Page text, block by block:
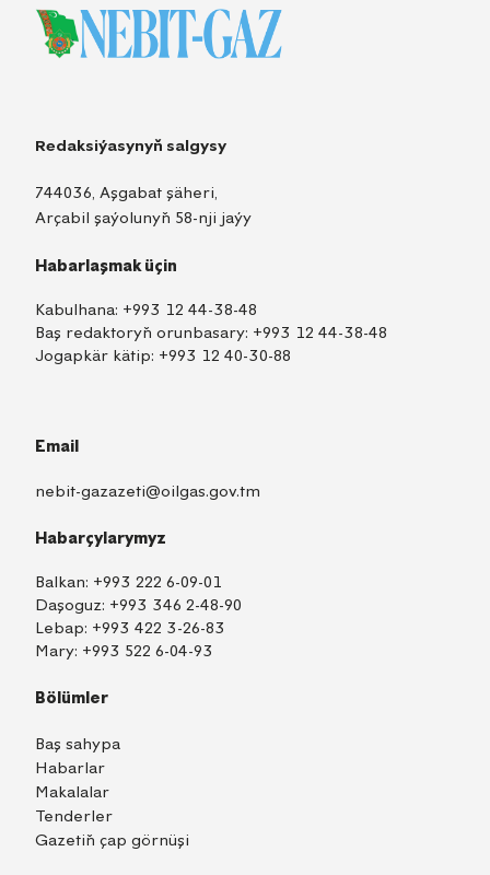
Redaksiýasynyň salgysy
744036, Aşgabat şäheri,
Arçabil şaýolunyň 58-nji jaýy
Habarlaşmak üçin
Kabulhana: +993 12 44-38-48
Baş redaktoryň orunbasary: +993 12 44-38-48
Jogapkär kätip: +993 12 40-30-88
Email
nebit-gazazeti@oilgas.gov.tm
Habarçylarymyz
Balkan: +993 222 6-09-01
Daşoguz: +993 346 2-48-90
Lebap: +993 422 3-26-83
Mary: +993 522 6-04-93
Bölümler
Baş sahypa
Habarlar
Makalalar
Tenderler
Gazetiň çap görnüşi